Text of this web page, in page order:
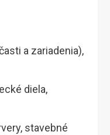
a zariadenia),
diela,
stavebné